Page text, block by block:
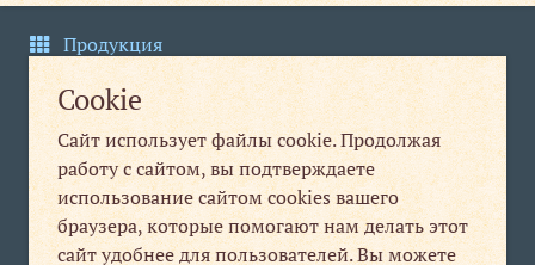
Cookie
Сайт использует файлы cookie. Продолжая
работу с сайтом, вы подтверждаете
использование сайтом cookies вашего
браузера, которые помогают нам делать этот
сайт удобнее для пользователей. Вы можете
Продукция
Добавить отзыв
Контакты
Политика конфиденциальности
Пользовательское соглашение
Публичная оферта